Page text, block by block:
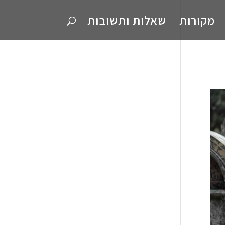
מקורות שאלות ותשובות